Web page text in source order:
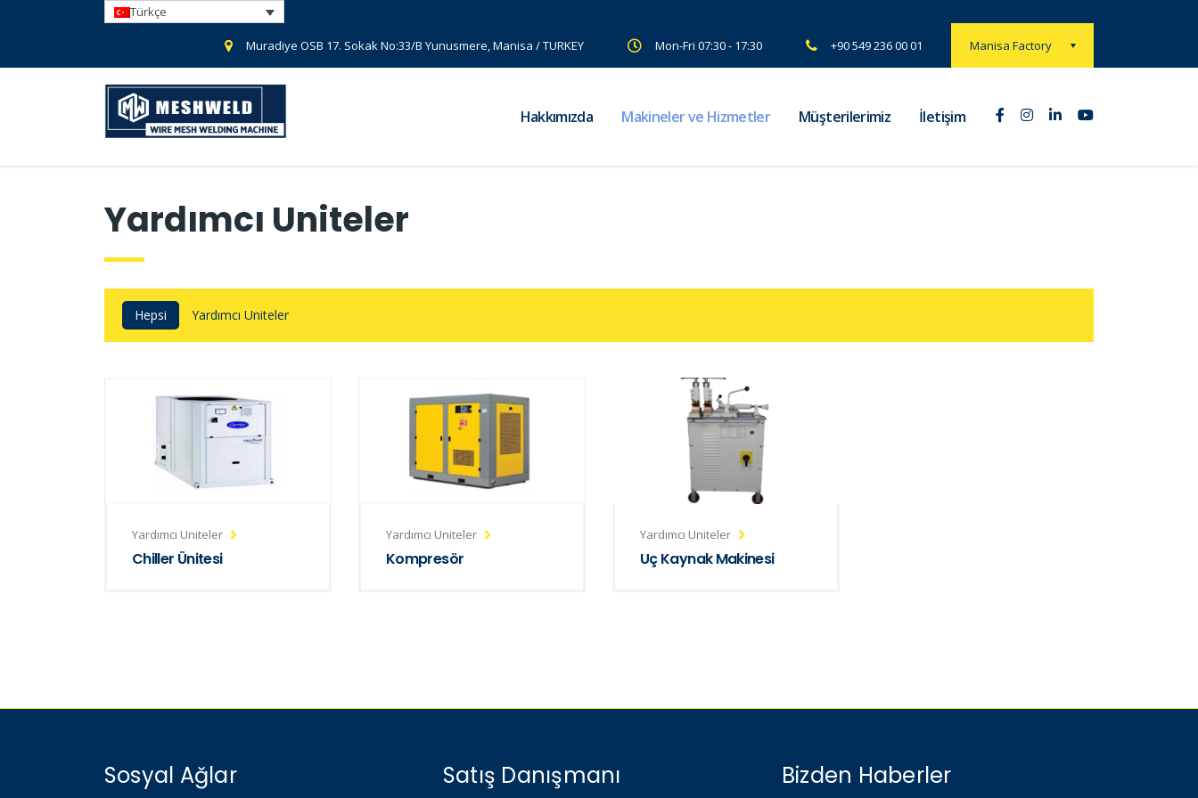
Türkçe
Manisa Factory
Muradiye OSB 17. Sokak No:33/B Yunusmere, Manisa / TURKEY Mon-Fri 07:30 - 17:30 +90 549 236 00 01
Hakkımızda Makineler ve Hizmetler Müşterilerimiz İletişim
Yardımcı Uniteler
Hepsi Yardımcı Uniteler
Yardımcı Uniteler
Chiller Ünitesi
Yardımcı Uniteler
Kompresör
Yardımcı Uniteler
Uç Kaynak Makinesi
Sosyal Ağlar Satış Danışmanı Bizden Haberler